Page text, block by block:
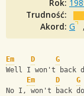
Rok:
Trudność:
Akord: G ,
Em D
G
Well I won't back
Em
D
G
No I, won't back